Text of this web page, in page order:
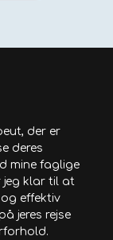
der er
deres
mine faglige
jeg klar til at
effektiv
jeres rejse